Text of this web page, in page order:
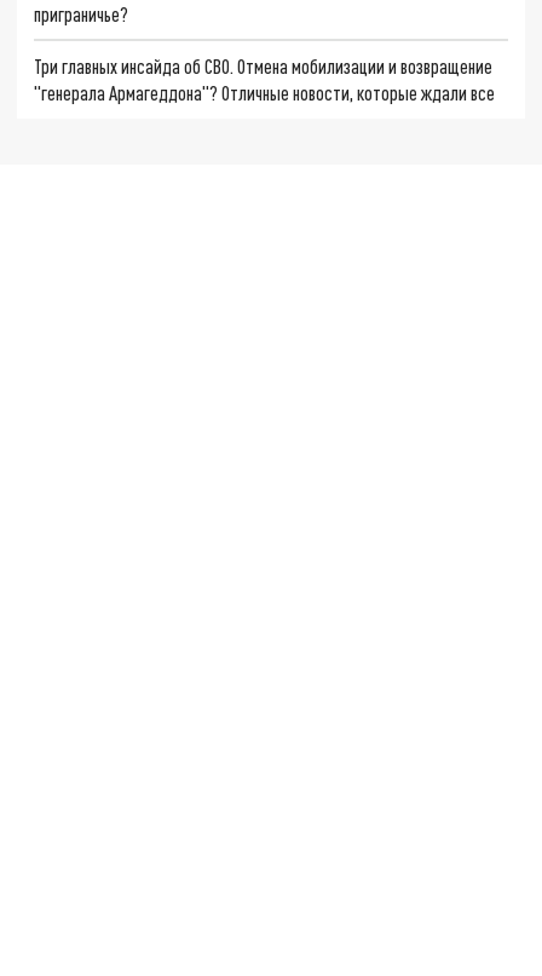
приграничье?
Три главных инсайда об СВО. Отмена мобилизации и возвращение
"генерала Армагеддона"? Отличные новости, которые ждали все